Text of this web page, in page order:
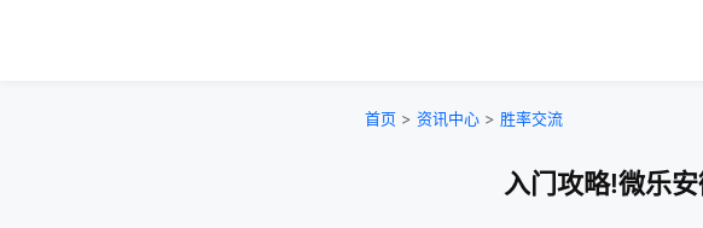
首页 > 资讯中心 > 胜率交流
入门攻略!微乐